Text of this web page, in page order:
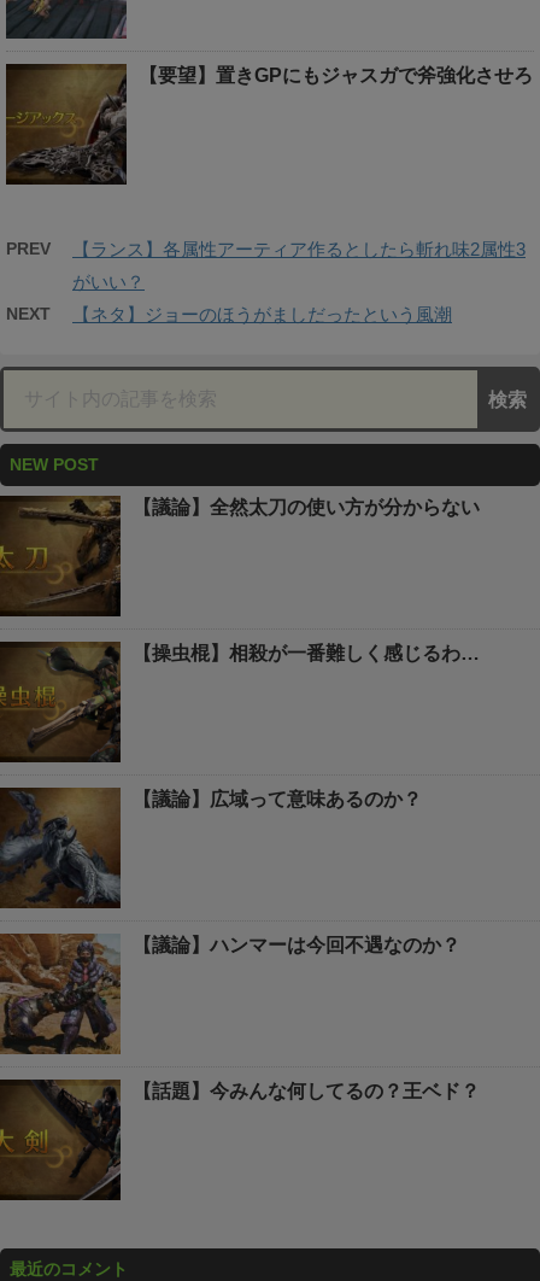
【要望】置きGPにもジャスガで斧強化させろ
PREV
【ランス】各属性アーティア作るとしたら斬れ味2属性3
がいい？
NEXT 【ネタ】ジョーのほうがましだったという風潮
NEW POST
【議論】全然太刀の使い方が分からない
【操虫棍】相殺が一番難しく感じるわ…
【議論】広域って意味あるのか？
【議論】ハンマーは今回不遇なのか？
【話題】今みんな何してるの？王ベド？
最近のコメント